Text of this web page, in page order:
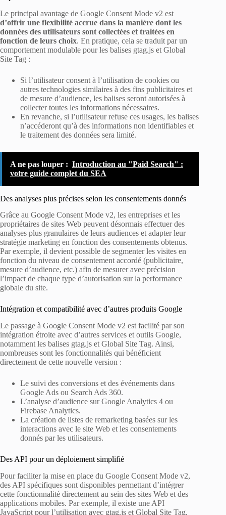
Le principal avantage de Google Consent Mode v2 est
d’offrir une flexibilité accrue dans la manière dont les
données des utilisateurs sont collectées et traitées en
fonction de leurs choix. En pratique, cela se traduit par un
comportement modulable pour les balises gtag.js et Global
Site Tag :
Si l’utilisateur consent à l’utilisation de cookies ou
autres technologies similaires à des fins publicitaires et
de mesure d’audience, les balises seront autorisées à
collecter toutes les informations nécessaires.
En revanche, si l’utilisateur refuse ces usages, les balises
n’accéderont qu’à des informations non identifiables et
le traitement des données sera limité.
A ne pas louper : Introduction au "Paid Search" :
votre guide complet du SEA
Des analyses plus précises selon les consentements donnés
Grâce au Google Consent Mode v2, les entreprises et les
propriétaires de sites Web peuvent désormais effectuer des
analyses plus granulaires de leurs audiences et adapter leur
stratégie marketing en fonction des consentements obtenus.
Par exemple, il devient possible de segmenter les visites en
fonction du niveau de consentement accordé (publicitaire,
mesure d’audience, etc.) afin de mesurer avec précision
l’impact de chaque type d’autorisation sur la performance
globale du site.
Intégration et compatibilité avec d’autres produits Google
Le passage à Google Consent Mode v2 est facilité par son
intégration étroite avec d’autres services et outils Google,
notamment les balises gtag.js et Global Site Tag. Ainsi,
nombreuses sont les fonctionnalités qui bénéficient
directement de cette nouvelle version :
Le suivi des conversions et des événements dans
Google Ads ou Search Ads 360.
L’analyse d’audience sur Google Analytics 4 ou
Firebase Analytics.
La création de listes de remarketing basées sur les
interactions avec le site Web et les consentements
donnés par les utilisateurs.
Des API pour un déploiement simplifié
Pour faciliter la mise en place du Google Consent Mode v2,
des API spécifiques sont disponibles permettant d’intégrer
cette fonctionnalité directement au sein des sites Web et des
applications mobiles. Par exemple, il existe une API
JavaScript pour l’utilisation avec gtag.js et Global Site Tag,